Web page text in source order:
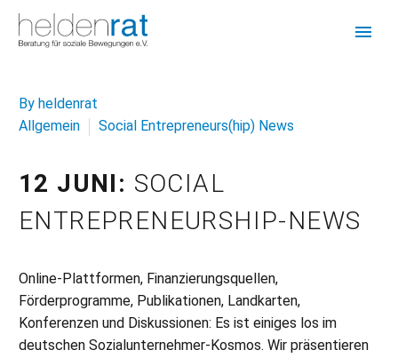
By heldenrat
Allgemein
Social Entrepreneurs(hip) News
12 JUNI: SOCIAL
ENTREPRENEURSHIP-NEWS
Online-Plattformen, Finanzierungsquellen,
Förderprogramme, Publikationen, Landkarten,
Konferenzen und Diskussionen: Es ist einiges los im
deutschen Sozialunternehmer-Kosmos. Wir präsentieren